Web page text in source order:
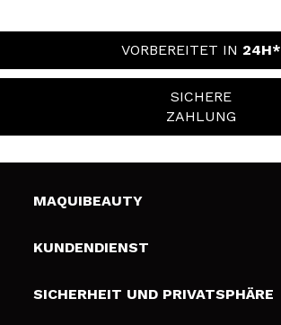
VORBEREITET IN 24H*
SICHERE
ZAHLUNG
MAQUIBEAUTY
Über uns
Geschenkkarten
KUNDENDIENST
Liefer- und Versandkosten
SICHERHEIT UND PRIVATSPHÄRE